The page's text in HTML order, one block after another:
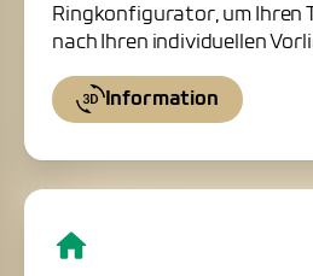
Ringkonfigurator, um Ihren
nach Ihren individuellen
Information